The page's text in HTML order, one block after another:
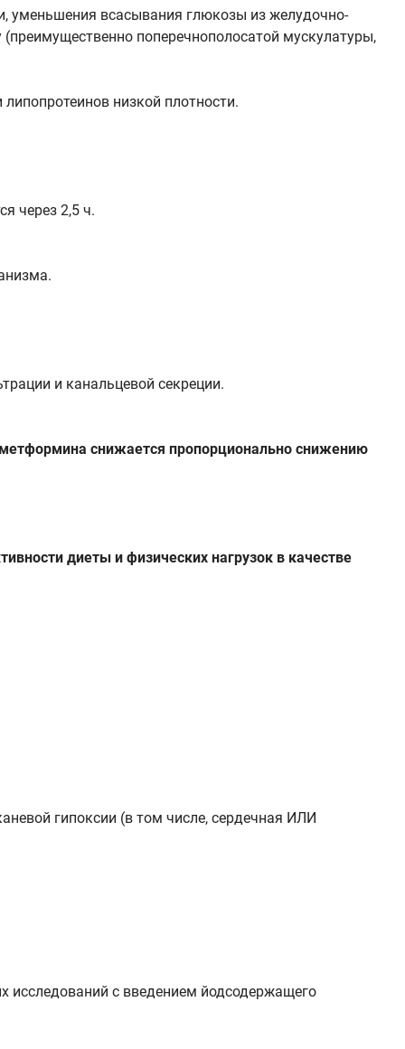
уменьшения всасывания глюкозы из желудочно-
поперечнополосатой мускулатуры,
низкой плотности.
через 2,5 ч.
и канальцевой секреции.
снижается пропорционально снижению
диеты и физических нагрузок в качестве
гипоксии (в том числе, сердечная ИЛИ
исследований с введением йодсодержащего